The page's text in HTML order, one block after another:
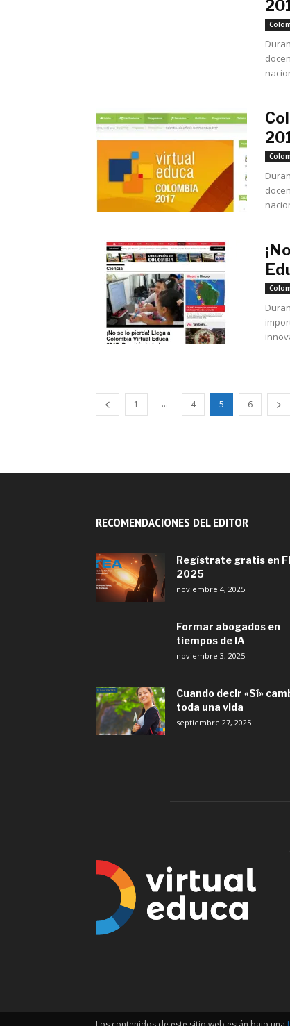
1 ... 4 5 6
RECOMENDACIONES DEL EDITOR
Regístrate gratis en
2025
noviembre 4, 2025
Formar abogados en
tiempos de IA
noviembre 3, 2025
Cuando decir «Sí»
toda una vida
septiembre 27, 2025